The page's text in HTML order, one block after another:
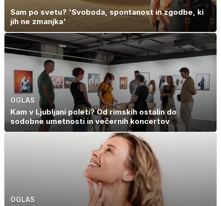
Sam po svetu? 'Svoboda, spontanost in zgodbe, ki
jih ne zmanjka'
OGLAS
Kam v Ljubljani poleti? Od rimskih ostalin do
sodobne umetnosti in večernih koncertov
OGLAS